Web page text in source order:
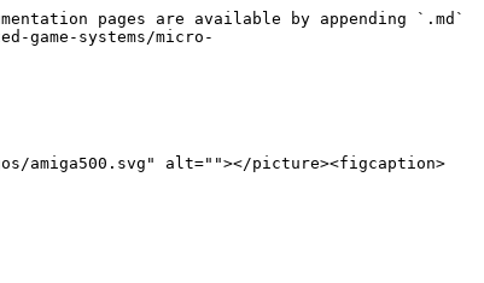
pages are available by appending `.md`
game-systems/micro-
amiga500.svg" alt=""></picture><figcaption>